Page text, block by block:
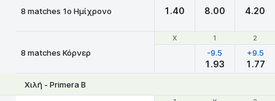
8 matches 1ο Ημίχρονο 1.40 8.00 4.20
Χ 1 2
8 matches Κόρνερ
Χ 1 2
-9.5
1.93
+9.5
1.77
Χιλή - Primera B